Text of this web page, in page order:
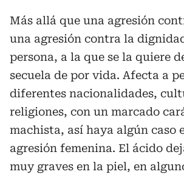
Más allá que una agresión
una agresión contra la
persona, a la que se la quiere
secuela de por vida. Afecta a
diferentes nacionalidades,
religiones, con un marcado
machista, así haya algún caso
agresión femenina. El ácido
muy graves en la piel, en